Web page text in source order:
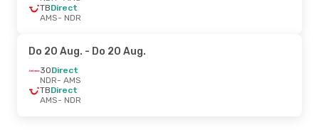
TBDirect
AMS- NDR
Do 20 Aug. - Do 20 Aug.
3ODirect
NDR- AMS
TBDirect
AMS- NDR